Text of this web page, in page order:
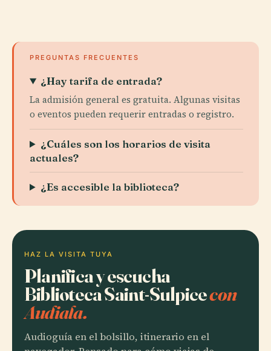
PREGUNTAS FRECUENTES
¿Hay tarifa de entrada?
La admisión general es gratuita. Algunas visitas
o eventos pueden requerir entradas o registro.
¿Cuáles son los horarios de visita
actuales?
¿Es accesible la biblioteca?
HAZ LA VISITA TUYA
Planifica y escucha
Biblioteca Saint-Sulpicecon
Audiala.
Audioguía en el bolsillo, itinerario en el